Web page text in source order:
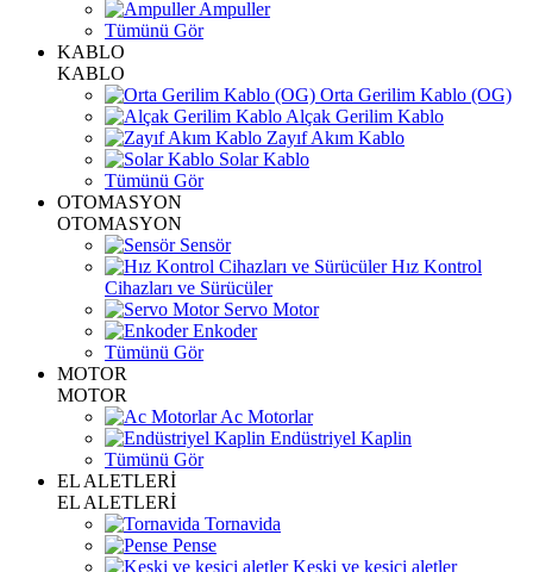
Ampuller
Tümünü Gör
KABLO
KABLO
Orta Gerilim Kablo (OG)
Alçak Gerilim Kablo
Zayıf Akım Kablo
Solar Kablo
Tümünü Gör
OTOMASYON
OTOMASYON
Sensör
Hız Kontrol
Cihazları ve Sürücüler
Servo Motor
Enkoder
Tümünü Gör
MOTOR
MOTOR
Ac Motorlar
Endüstriyel Kaplin
Tümünü Gör
EL ALETLERİ
EL ALETLERİ
Tornavida
Pense
Keski ve kesici aletler